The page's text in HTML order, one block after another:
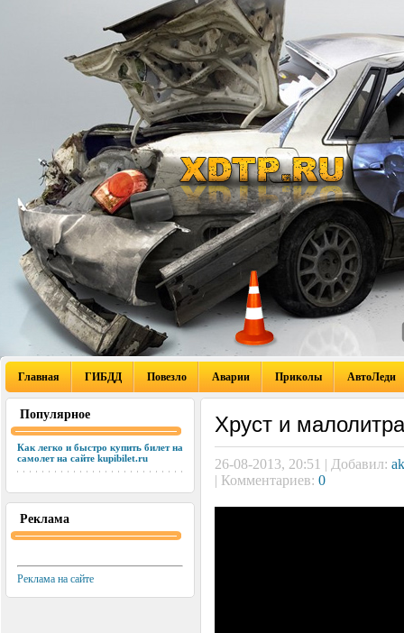
Главная ГИБДД Повезло Аварии Приколы АвтоЛеди
Популярное
Как легко и быстро купить билет на
самолет на сайте kupibilet.ru
Реклама
Реклама на сайте
Хруст и
26-08-2013, 20:51 | Добавил:
| Комментариев: 0